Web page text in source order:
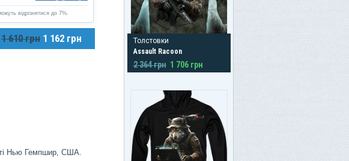
відрізнятися до 7%.
1 610 грн 1 162 грн
Нью Гемпшир, США.
Толстовки
Assault Racoon
2 364 грн 1 706 грн